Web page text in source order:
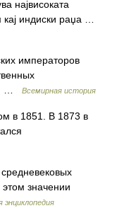
највисоката
индиски раџа …
императоров
…
Всемирная история
в 1851. В 1873 в
значении
энциклопедия